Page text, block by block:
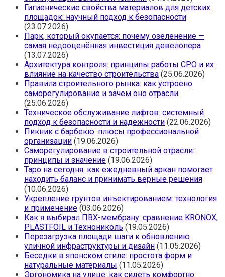
Гигиенические свойства материалов для детских
площадок: научный подход к безопасности
(23.07.2026)
Парк, который окупается: почему озеленение —
самая недооценённая инвестиция девелопера
(13.07.2026)
Архитектура контроля: принципы работы СРО и их
влияние на качество строительства (25.06.2026)
Правила строительного рынка: как устроено
саморегулирование и зачем оно отрасли
(25.06.2026)
Техническое обслуживание лифтов: системный
подход к безопасности и надёжности (22.06.2026)
Пикник с барбекю: плюсы профессиональной
организации (19.06.2026)
Саморегулирование в строительной отрасли:
принципы и значение (19.06.2026)
Таро на сегодня: как ежедневный аркан помогает
находить баланс и принимать верные решения
(10.06.2026)
Укрепление грунтов инъектированием: технология
и применение (03.06.2026)
Как я выбирал ПВХ-мембрану: сравнение KRONOX,
PLASTFOIL и Технониколь (19.05.2026)
Перезагрузка площади шаги к обновлению
уличной инфраструктуры и дизайн (11.05.2026)
Беседки в японском стиле: простота форм и
натуральные материалы (11.05.2026)
Эргономика на улице: как сидеть комфортно